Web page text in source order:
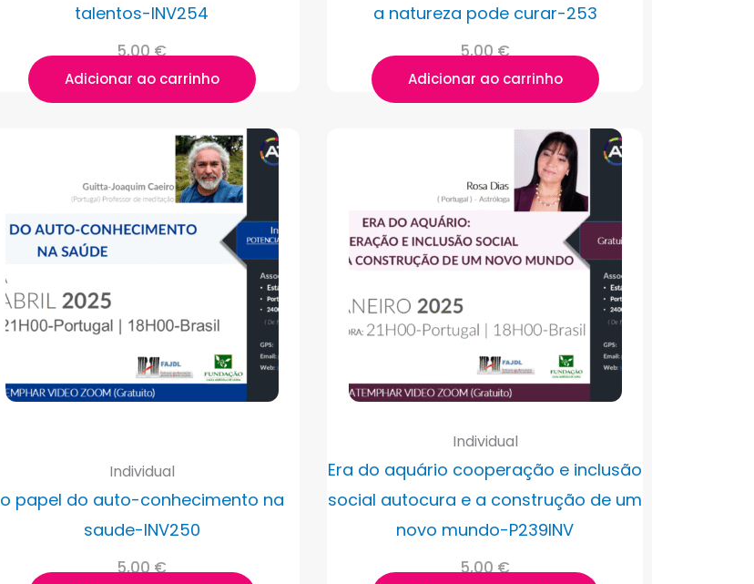
talentos-INV254
5,00€
Adicionar ao carrinho
a natureza pode curar-253
5,00€
Adicionar ao carrinho
Individual
o papel do auto-conhecimento na
saude-INV250
5,00€
Individual
Era do aquário cooperação e inclusão
social autocura e a construção de um
novo mundo-P239INV
5,00€